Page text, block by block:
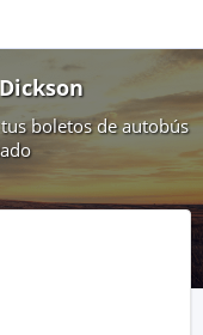
boletos de autobús